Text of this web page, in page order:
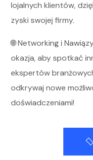
lojalnych klientów,
zyski swojej firmy.
🌐 Networking i
okazja, aby spotkać
ekspertów
odkrywaj nowe
doświadczeniami!